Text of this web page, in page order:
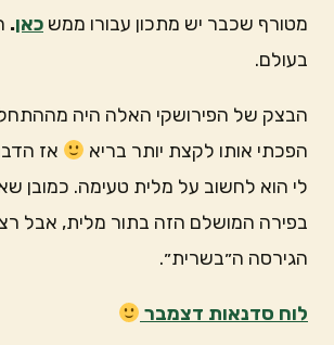
מטורף שכבר יש מתכון עבורו ממש כאן.
בעולם.
הבצק של הפירושקי האלה היה
הפכתי אותו לקצת יותר בריא
אז
לי הוא לחשוב על מלית טעימה.
בפירה המושלם הזה בתור מלית, אבל
הגירסה ה״בשרית״.
לוח סדנאות דצמבר